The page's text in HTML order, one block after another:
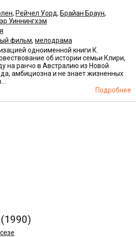
, Рейчел Уорд, Брайан Браун,
Уиннингхэм
фильм, мелодрама
одноименной книги К.
об истории семьи Клири,
на ранчо в Австралию из Новой
амбициозна и не знает жизненных
Подробнее
(1990)